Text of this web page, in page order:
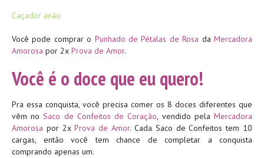
Caçador anão
Você pode comprar o Punhado de Pétalas de Rosa daMercadora
Amorosa por 2x Prova de Amor.
Você é o doce que eu quero!
Pra essa conquista, você precisa comer os 8 doces diferentes que
vêm noSaco de Confeitos de Coração, vendido pelaMercadora
Amorosa por 2xProva de Amor. Cada Saco de Confeitos tem 10
cargas, então você tem chance de completar a conquista
comprando apenas um.